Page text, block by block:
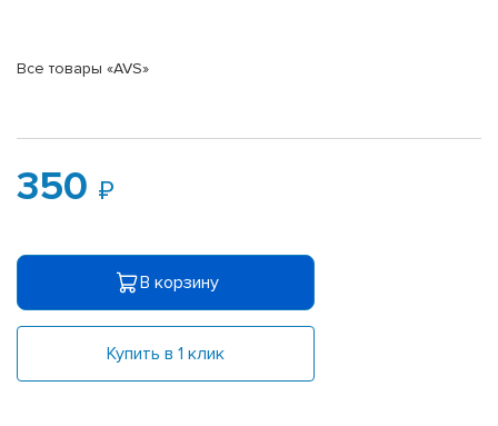
Все товары «AVS»
350
В корзину
Купить в 1 клик